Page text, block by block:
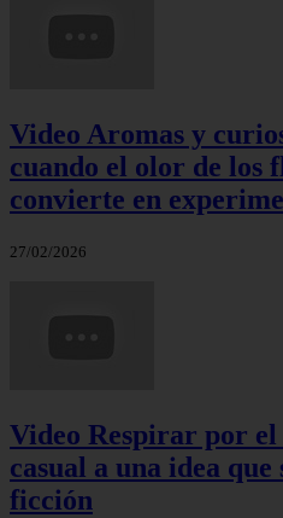
Video Aromas y
cuando el olor de los
convierte en
27/02/2026
Video Respirar por
casual a una idea que
ficción